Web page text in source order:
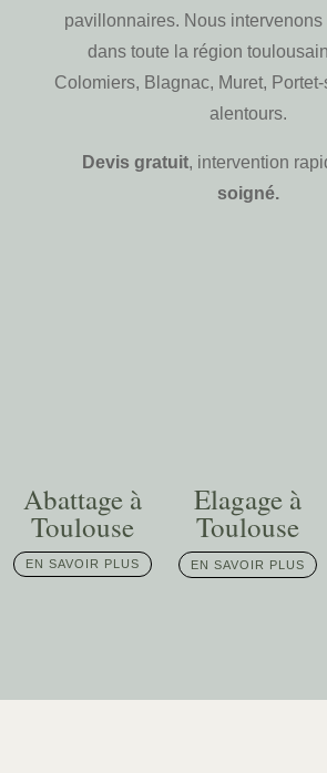
pavillonnaires. Nous intervenons
dans toute la région
Colomiers, Blagnac, Muret,
alentours.
Devis gratuit, intervention
soigné.
Abattage à
Toulouse
EN SAVOIR PLUS
Elagage à
Toulouse
EN SAVOIR PLUS